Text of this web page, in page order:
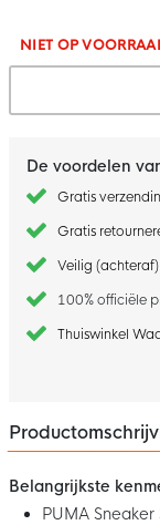
hetNIET OP
De voordelen
Gratis
Gratis
Veilig
100% officiële
Thuiswinkel
Belangrijkste
PUMA